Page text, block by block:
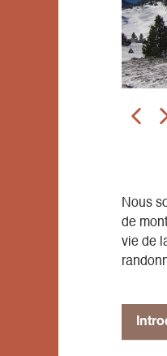
Nous
de
vie de